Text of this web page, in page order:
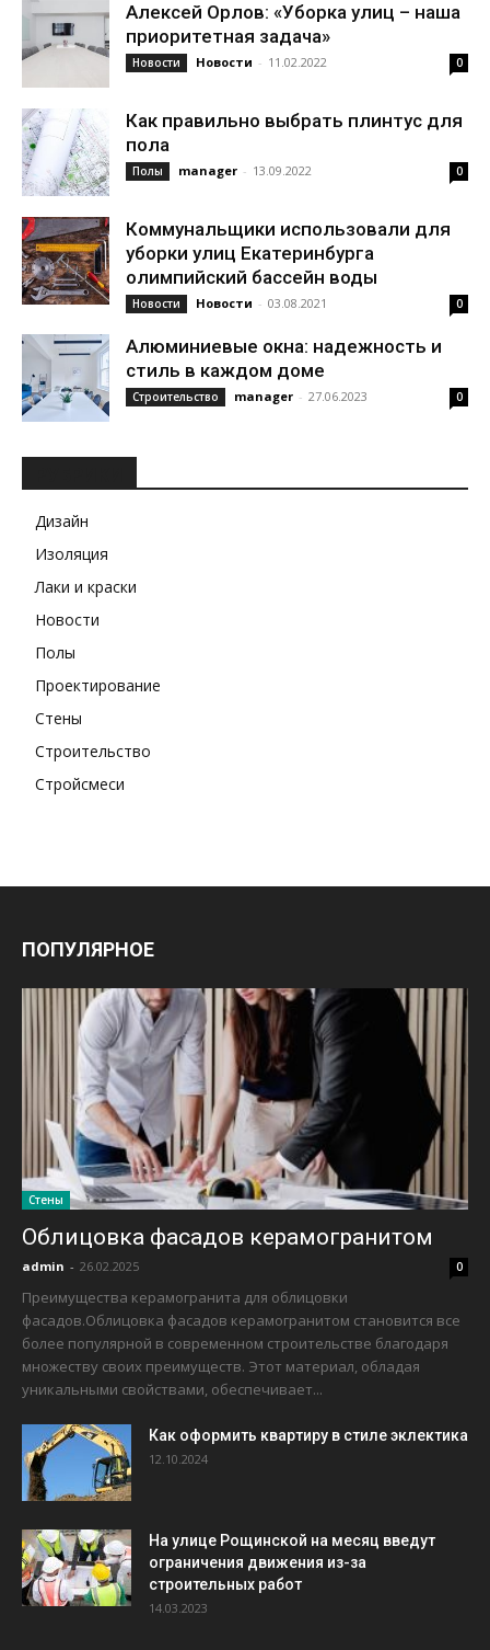
Алексей Орлов: «Уборка улиц – наша
приоритетная задача»
Новости Новости - 11.02.2022 0
Как правильно выбрать плинтус для
пола
Полы manager - 13.09.2022 0
Коммунальщики использовали для
уборки улиц Екатеринбурга
олимпийский бассейн воды
Новости Новости - 03.08.2021 0
Алюминиевые окна: надежность и
стиль в каждом доме
Строительство manager - 27.06.2023 0
Дизайн
Изоляция
Лаки и краски
Новости
Полы
Проектирование
Стены
Строительство
Стройсмеси
ПОПУЛЯРНОЕ
Стены
Облицовка фасадов керамогранитом
admin - 26.02.2025 0
Преимущества керамогранита для облицовки
фасадов.Облицовка фасадов керамогранитом становится все
более популярной в современном строительстве благодаря
множеству своих преимуществ. Этот материал, обладая
уникальными свойствами, обеспечивает...
Как оформить квартиру в стиле эклектика
12.10.2024
На улице Рощинской на месяц введут
ограничения движения из-за
строительных работ
14.03.2023